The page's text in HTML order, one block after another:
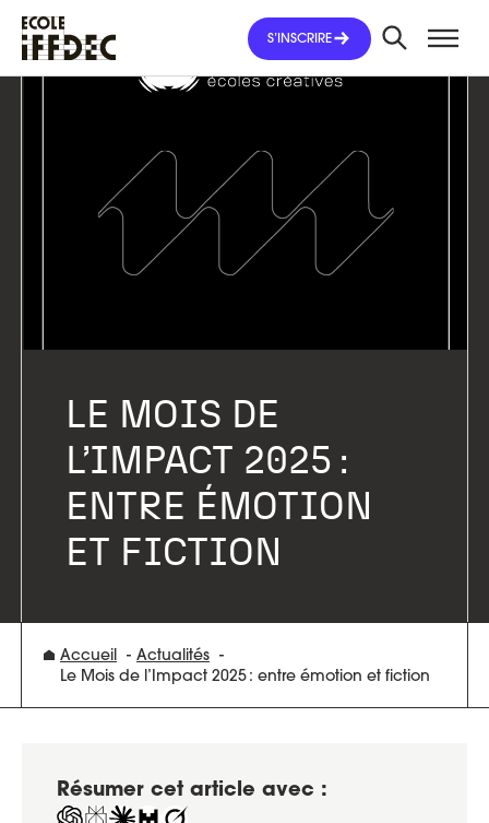
contenu
S’INSCRIRE
LE MOIS DE
L’IMPACT 2025 :
ENTRE ÉMOTION
ET FICTION
Accueil
Actualités
Le Mois de l’Impact 2025 : entre émotion et fiction
Résumer cet article avec :